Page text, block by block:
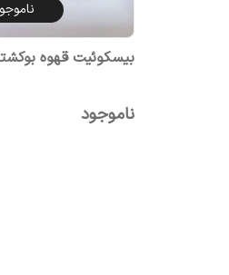
بیسکوئیت قهوه
ناموجود